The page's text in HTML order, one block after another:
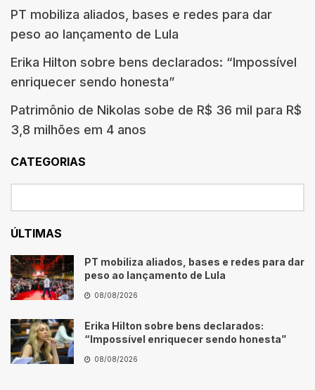
PT mobiliza aliados, bases e redes para dar
peso ao lançamento de Lula
Erika Hilton sobre bens declarados: “Impossível
enriquecer sendo honesta”
Patrimônio de Nikolas sobe de R$ 36 mil para R$
3,8 milhões em 4 anos
CATEGORIAS
ÚLTIMAS
PT mobiliza aliados, bases e redes para dar
peso ao lançamento de Lula
08/08/2026
Erika Hilton sobre bens declarados:
“Impossível enriquecer sendo honesta”
08/08/2026